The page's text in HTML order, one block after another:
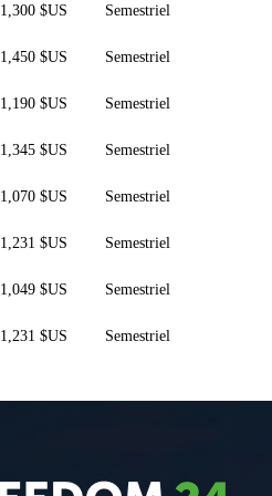
1,300 $US Semestriel
1,450 $US Semestriel
1,190 $US Semestriel
1,345 $US Semestriel
1,070 $US Semestriel
1,231 $US Semestriel
1,049 $US Semestriel
1,231 $US Semestriel